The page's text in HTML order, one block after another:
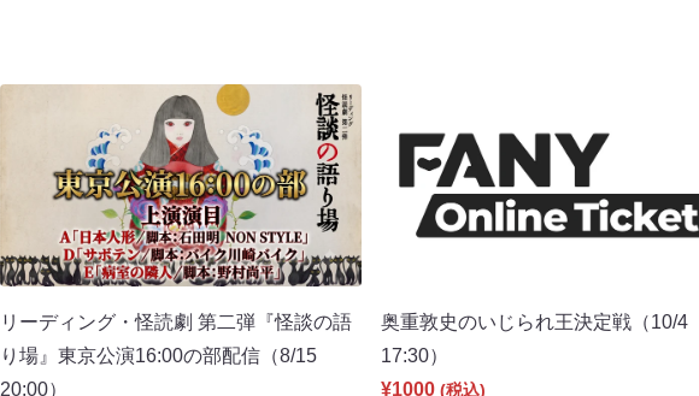
リーディング・怪読劇 第二弾『怪談の語
り場』東京公演16:00の部配信（8/15
20:00）
奥重敦史のいじられ王決定戦（10/4
17:30）
¥1000 (税込)